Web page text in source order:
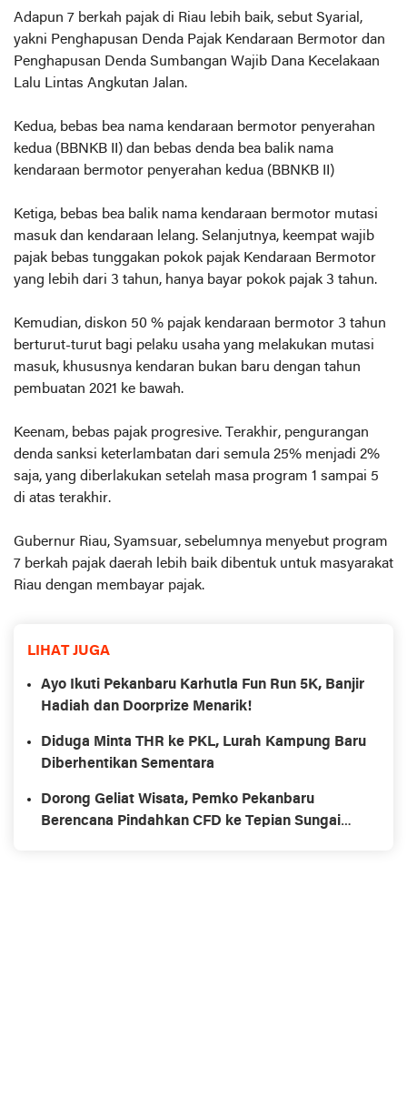
Adapun 7 berkah pajak di Riau lebih baik, sebut Syarial,
yakni Penghapusan Denda Pajak Kendaraan Bermotor dan
Penghapusan Denda Sumbangan Wajib Dana Kecelakaan
Lalu Lintas Angkutan Jalan.
Kedua, bebas bea nama kendaraan bermotor penyerahan
kedua (BBNKB II) dan bebas denda bea balik nama
kendaraan bermotor penyerahan kedua (BBNKB II)
Ketiga, bebas bea balik nama kendaraan bermotor mutasi
masuk dan kendaraan lelang. Selanjutnya, keempat wajib
pajak bebas tunggakan pokok pajak Kendaraan Bermotor
yang lebih dari 3 tahun, hanya bayar pokok pajak 3 tahun.
Kemudian, diskon 50 % pajak kendaraan bermotor 3 tahun
berturut-turut bagi pelaku usaha yang melakukan mutasi
masuk, khususnya kendaran bukan baru dengan tahun
pembuatan 2021 ke bawah.
Keenam, bebas pajak progresive. Terakhir, pengurangan
denda sanksi keterlambatan dari semula 25% menjadi 2%
saja, yang diberlakukan setelah masa program 1 sampai 5
di atas terakhir.
Gubernur Riau, Syamsuar, sebelumnya menyebut program
7 berkah pajak daerah lebih baik dibentuk untuk masyarakat
Riau dengan membayar pajak.
LIHAT JUGA
Ayo Ikuti Pekanbaru Karhutla Fun Run 5K, Banjir
Hadiah dan Doorprize Menarik!
Diduga Minta THR ke PKL, Lurah Kampung Baru
Diberhentikan Sementara
Dorong Geliat Wisata, Pemko Pekanbaru
Berencana Pindahkan CFD ke Tepian Sungai